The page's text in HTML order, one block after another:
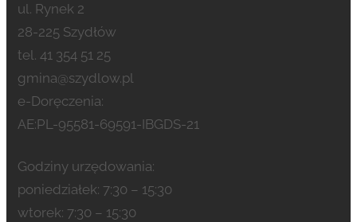
ul. Rynek 2
28-225 Szydłów
tel. 41 354 51 25
gmina@szydlow.pl
e-Doręczenia:
AE:PL-95581-69591-IBGDS-21
Godziny urzędowania:
poniedziałek: 7:30 – 15:30
wtorek: 7:30 – 15:30